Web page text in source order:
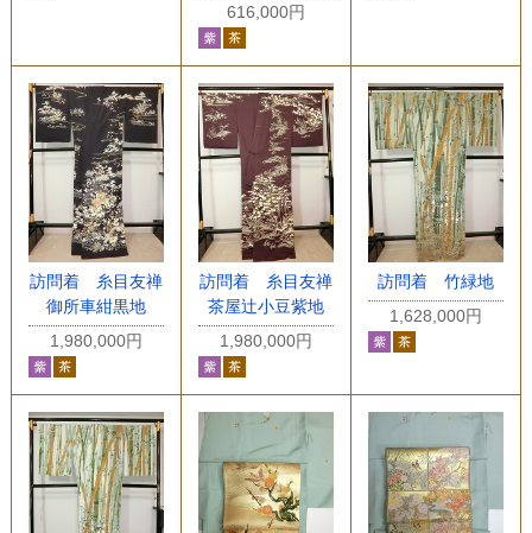
616,000円
訪問着 糸目友禅
御所車紺黒地
1,980,000円
訪問着 糸目友禅
茶屋辻小豆紫地
1,980,000円
訪問着 竹緑地
1,628,000円